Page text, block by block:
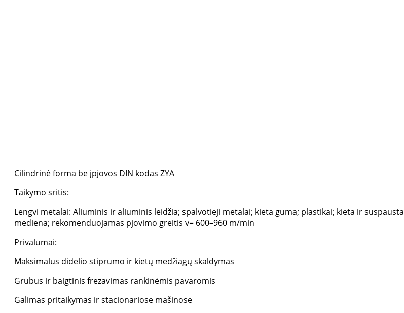
Cilindrinė forma be įpjovos DIN kodas ZYA
Taikymo sritis:
Lengvi metalai: Aliuminis ir aliuminis leidžia; spalvotieji metalai; kieta guma; plastikai; kieta ir suspausta
mediena; rekomenduojamas pjovimo greitis v= 600–960 m/min
Privalumai:
Maksimalus didelio stiprumo ir kietų medžiagų skaldymas
Grubus ir baigtinis frezavimas rankinėmis pavaromis
Galimas pritaikymas ir stacionariose mašinose